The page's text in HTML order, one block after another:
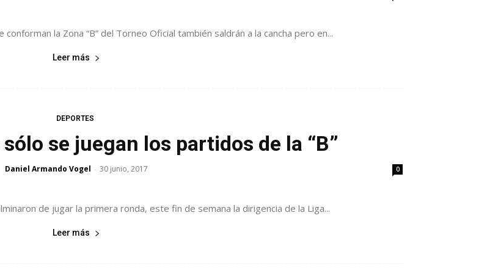
la Zona “B” del Torneo Oficial también saldrán a la cancha pero en...
Leer más
DEPORTES
se juegan los partidos de la “B”
Daniel Armando Vogel - 30 junio, 2017 0
de jugar la primera ronda, este fin de semana la dirigencia de la Liga...
Leer más